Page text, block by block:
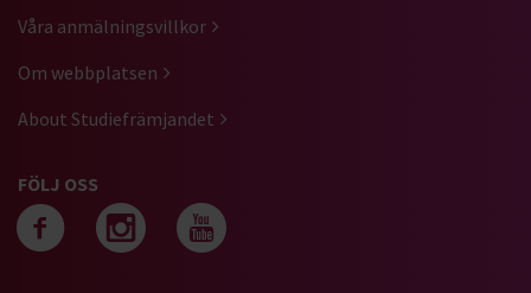
Våra anmälningsvillkor
Om webbplatsen
About Studiefrämjandet
FÖLJ OSS
Följ oss på facebook
Följ oss på
Följ oss på